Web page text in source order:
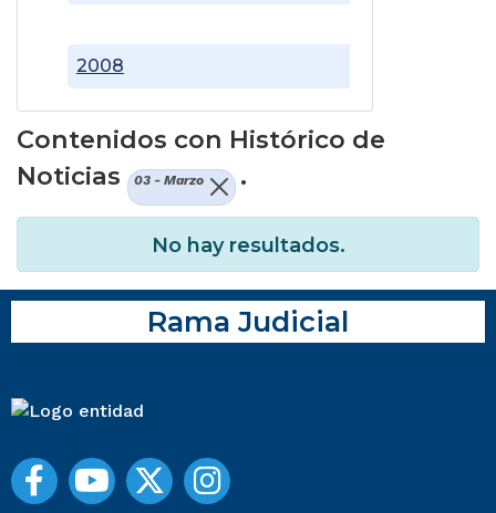
2008
Contenidos con Histórico de
Noticias
03 - Marzo .
No hay resultados.
Rama Judicial